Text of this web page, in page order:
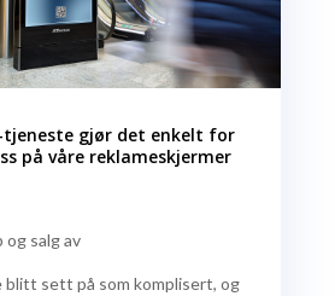
tjeneste gjør det enkelt for
på våre reklameskjermer
salg av
sett på som komplisert, og